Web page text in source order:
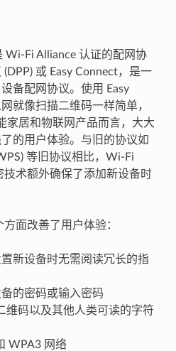
Wi-Fi Alliance 认证的配网协
或 Easy Connect，是一
备配网协议。使用 Easy
就像扫描二维码一样简单，
家居和物联网产品而言，大大
的用户体验。与旧的协议如
等旧协议相比，Wi-Fi
技术额外确保了添加新设备时
面改善了用户体验：
新设备时无需阅读冗长的指
的密码或输入密码
维码以及其他人类可读的字符
WPA3 网络